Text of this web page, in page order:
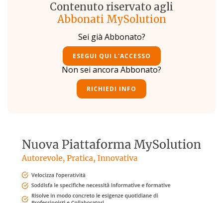
Contenuto riservato agli
Abbonati MySolution
Sei già Abbonato?
ESEGUI QUI L'ACCESSO
Non sei ancora Abbonato?
RICHIEDI INFO